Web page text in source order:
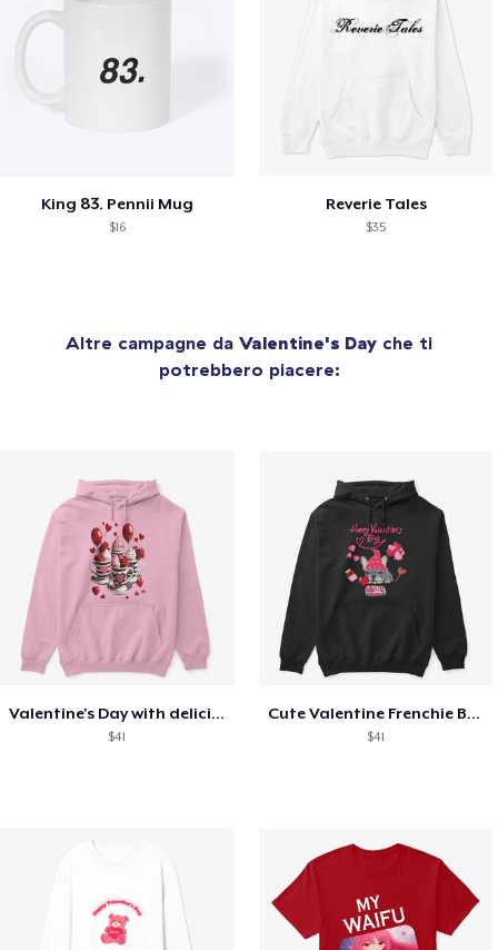
King 83. Pennii Mug
$16
Reverie Tales
$35
Altre campagne da Valentine's Day che ti
potrebbero piacere:
Valentine's Day with delicious food
$41
Cute Valentine Frenchie Bulldog
$41